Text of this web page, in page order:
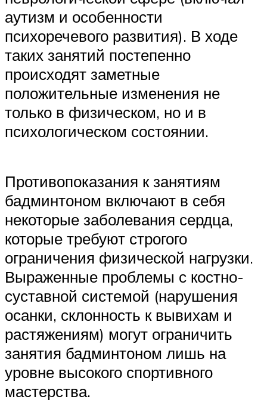
аутизм и особенности
психоречевого развития). В ходе
таких занятий постепенно
происходят заметные
положительные изменения не
только в физическом, но и в
психологическом состоянии.
Противопоказания к занятиям
бадминтоном включают в себя
некоторые заболевания сердца,
которые требуют строгого
ограничения физической нагрузки.
Выраженные проблемы с костно-
суставной системой (нарушения
осанки, склонность к вывихам и
растяжениям) могут ограничить
занятия бадминтоном лишь на
уровне высокого спортивного
мастерства.